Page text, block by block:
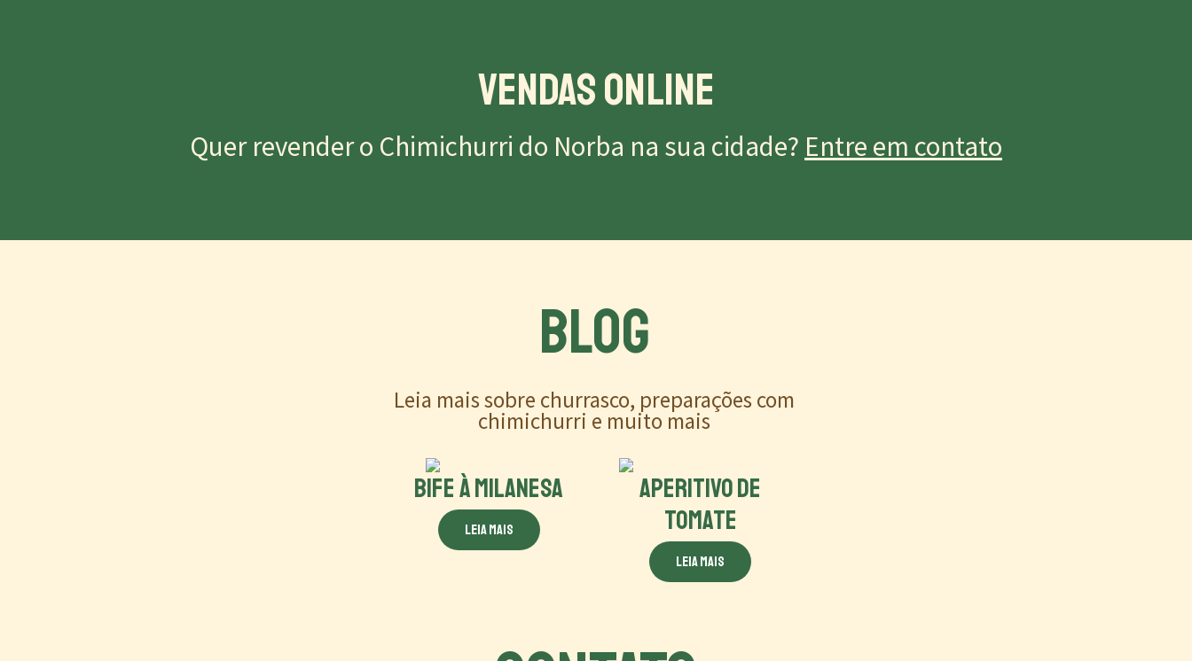
Vendas Online
Quer revender o Chimichurri do Norba na sua cidade? Entre em contato
BLOG
Leia mais sobre churrasco, preparações com
chimichurri e muito mais
BIFE À MILANESA
Leia mais
APERITIVO DE
TOMATE
Leia mais